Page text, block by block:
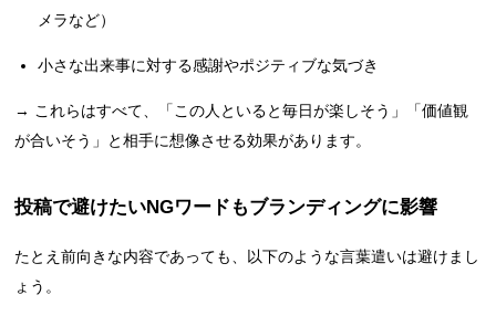
メラなど）
小さな出来事に対する感謝やポジティブな気づき
→ これらはすべて、「この人といると毎日が楽しそう」「価値観
が合いそう」と相手に想像させる効果があります。
投稿で避けたいNGワードもブランディングに影響
たとえ前向きな内容であっても、以下のような言葉遣いは避けまし
ょう。